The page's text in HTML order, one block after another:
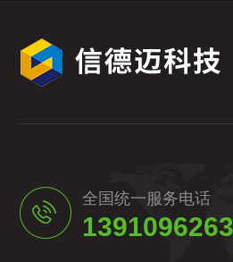
全国统一服务电话